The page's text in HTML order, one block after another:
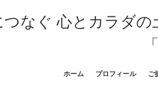
なぐ 心とカラダの
カラミラ
ホーム プロフィール ご